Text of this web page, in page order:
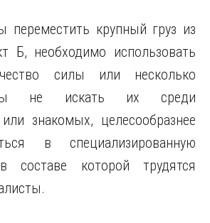
переместить крупный груз из
Б, необходимо использовать
силы или несколько
не искать их среди
знакомых, целесообразнее
в специализированную
составе которой трудятся